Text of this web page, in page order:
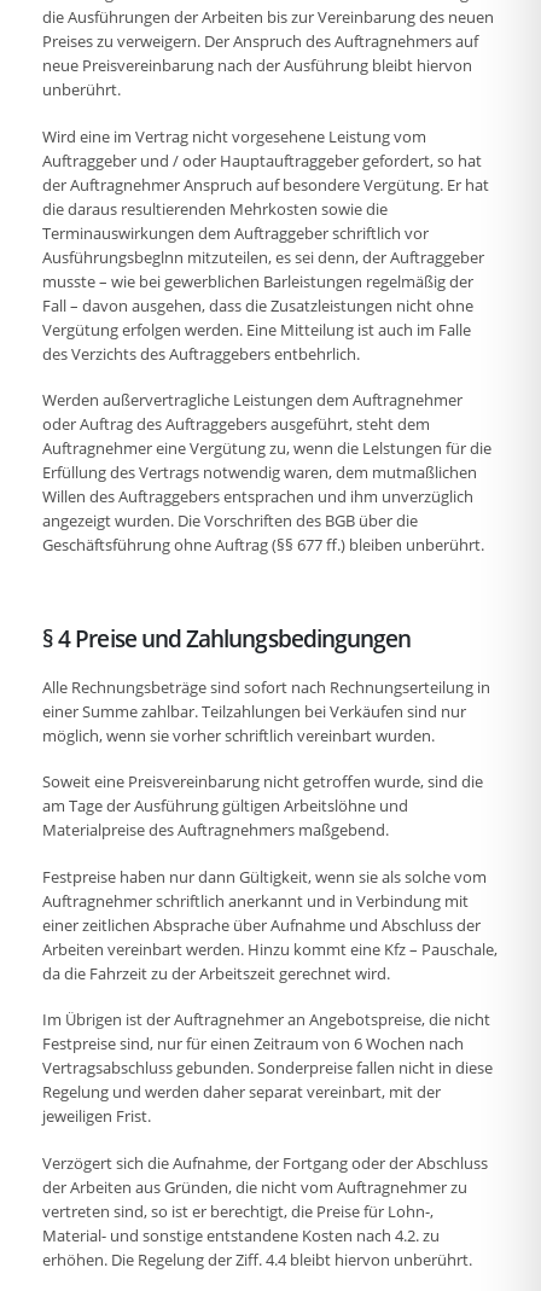
die Ausführungen der Arbeiten bis zur Vereinbarung des neuen
Preises zu verweigern. Der Anspruch des Auftragnehmers auf
neue Preisvereinbarung nach der Ausführung bleibt hiervon
unberührt.
Wird eine im Vertrag nicht vorgesehene Leistung vom
Auftraggeber und / oder Hauptauftraggeber gefordert, so hat
der Auftragnehmer Anspruch auf besondere Vergütung. Er hat
die daraus resultierenden Mehrkosten sowie die
Terminauswirkungen dem Auftraggeber schriftlich vor
Ausführungsbeglnn mitzuteilen, es sei denn, der Auftraggeber
musste – wie bei gewerblichen Barleistungen regelmäßig der
Fall – davon ausgehen, dass die Zusatzleistungen nicht ohne
Vergütung erfolgen werden. Eine Mitteilung ist auch im Falle
des Verzichts des Auftraggebers entbehrlich.
Werden außervertragliche Leistungen dem Auftragnehmer
oder Auftrag des Auftraggebers ausgeführt, steht dem
Auftragnehmer eine Vergütung zu, wenn die Lelstungen für die
Erfüllung des Vertrags notwendig waren, dem mutmaßlichen
Willen des Auftraggebers entsprachen und ihm unverzüglich
angezeigt wurden. Die Vorschriften des BGB über die
Geschäftsführung ohne Auftrag (§§ 677 ff.) bleiben unberührt.
§ 4 Preise und Zahlungsbedingungen
Alle Rechnungsbeträge sind sofort nach Rechnungserteilung in
einer Summe zahlbar. Teilzahlungen bei Verkäufen sind nur
möglich, wenn sie vorher schriftlich vereinbart wurden.
Soweit eine Preisvereinbarung nicht getroffen wurde, sind die
am Tage der Ausführung gültigen Arbeitslöhne und
Materialpreise des Auftragnehmers maßgebend.
Festpreise haben nur dann Gültigkeit, wenn sie als solche vom
Auftragnehmer schriftlich anerkannt und in Verbindung mit
einer zeitlichen Absprache über Aufnahme und Abschluss der
Arbeiten vereinbart werden. Hinzu kommt eine Kfz – Pauschale,
da die Fahrzeit zu der Arbeitszeit gerechnet wird.
Im Übrigen ist der Auftragnehmer an Angebotspreise, die nicht
Festpreise sind, nur für einen Zeitraum von 6 Wochen nach
Vertragsabschluss gebunden. Sonderpreise fallen nicht in diese
Regelung und werden daher separat vereinbart, mit der
jeweiligen Frist.
Verzögert sich die Aufnahme, der Fortgang oder der Abschluss
der Arbeiten aus Gründen, die nicht vom Auftragnehmer zu
vertreten sind, so ist er berechtigt, die Preise für Lohn-,
Material- und sonstige entstandene Kosten nach 4.2. zu
erhöhen. Die Regelung der Ziff. 4.4 bleibt hiervon unberührt.